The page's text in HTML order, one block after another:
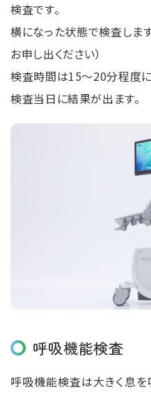
検査です。
横になった状態で検査しま
お申し出ください）
検査時間は15〜20分程度に
検査当日に結果が出ます。
呼吸機能検査
呼吸機能検査は⼤きく息を